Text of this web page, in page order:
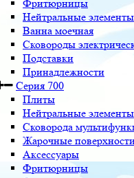
Фритюрницы
Нейтральные элементы
Ванна моечная
Сковороды
Подставки
Принадлежности
Серия 700
Плиты
Нейтральные элементы
Сковорода
Жарочные
Аксессуары
Фритюрницы